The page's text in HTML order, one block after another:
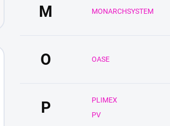
M MONARCHSYSTEM
O OASE
P PLIMEX
PV